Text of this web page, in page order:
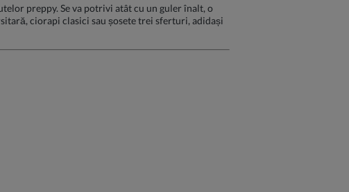
preppy. Se va potrivi atât cu un guler înalt, o
ciorapi clasici sau șosete trei sferturi, adidași